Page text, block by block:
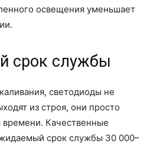
освещения уменьшает
срок службы
светодиоды не
из строя, они просто
Качественные
срок службы 30 000–